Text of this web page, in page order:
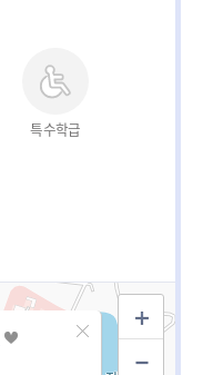
특수학급